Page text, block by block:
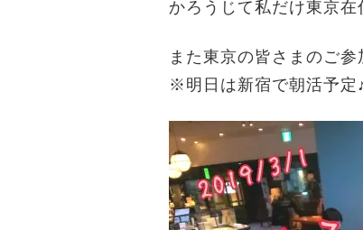
かろうじて私だけ東京在
また東京の皆さまのご
※明日は新宿で朝活予定